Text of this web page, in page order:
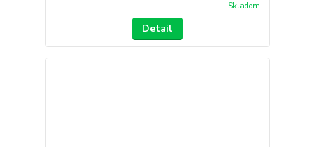
Skladom
Detail